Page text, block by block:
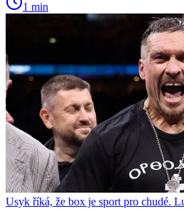
1 min
Usyk říká, že box je sport pro chudé.